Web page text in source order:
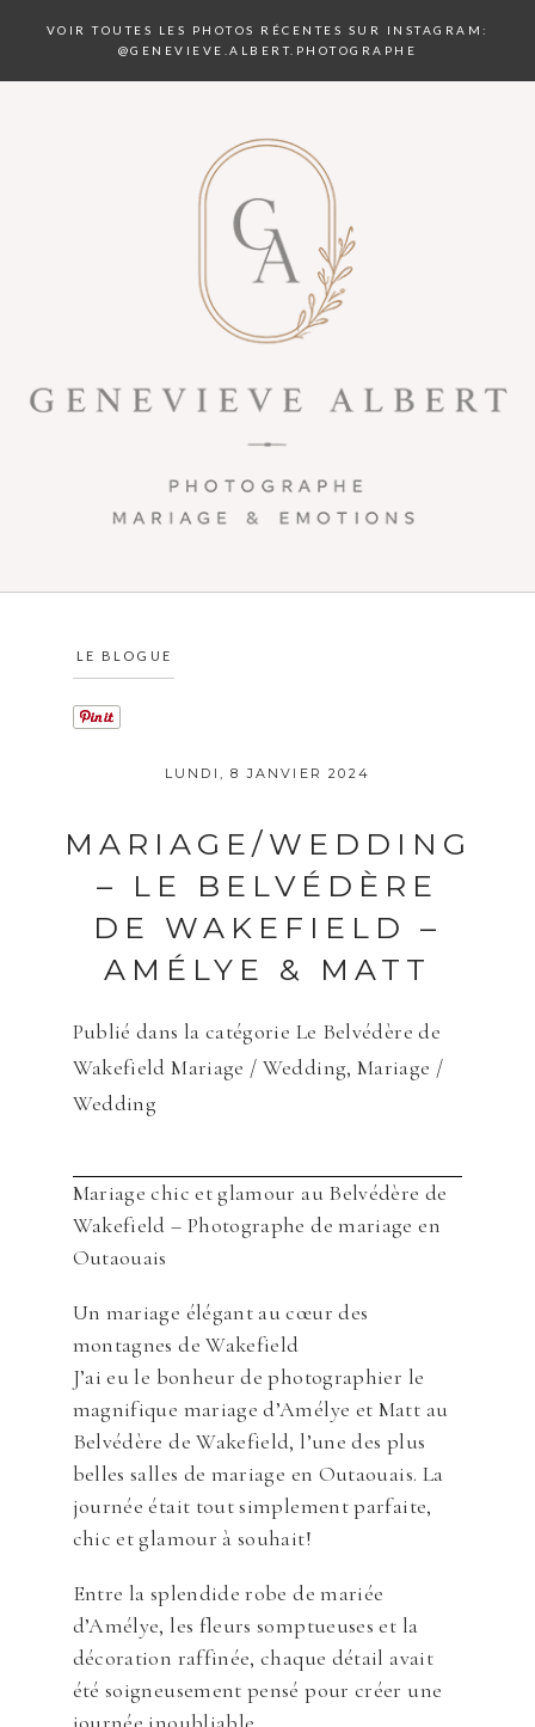
VOIR TOUTES LES PHOTOS RÉCENTES SUR INSTAGRAM:
@GENEVIEVE.ALBERT.PHOTOGRAPHE
LE BLOGUE
LUNDI, 8 JANVIER 2024
MARIAGE/WEDDING
– LE BELVÉDÈRE
DE WAKEFIELD –
AMÉLYE & MATT
Publié dans la catégorie Le Belvédère de
Wakefield Mariage / Wedding,Mariage /
Wedding
Mariage chic et glamour au Belvédère de
Wakefield – Photographe de mariage en
Outaouais
Un mariage élégant au cœur des
montagnes de Wakefield
J’ai eu le bonheur de photographier le
magnifique mariage d’Amélye et Matt au
Belvédère de Wakefield, l’une des plus
belles salles de mariage en Outaouais. La
journée était tout simplement parfaite,
chic et glamour à souhait!
Entre la splendide robe de mariée
d’Amélye, les fleurs somptueuses et la
décoration raffinée, chaque détail avait
été soigneusement pensé pour créer une